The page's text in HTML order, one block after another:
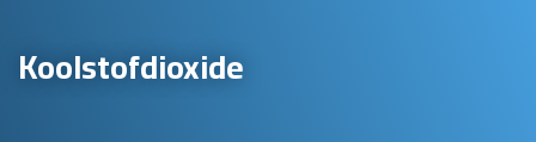
Koolstofdioxide